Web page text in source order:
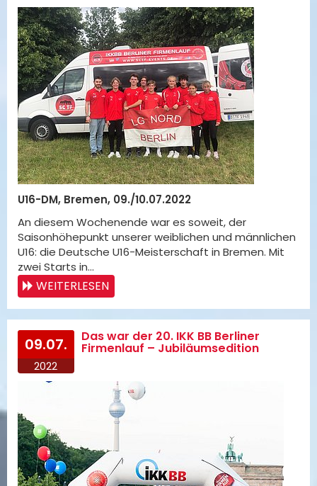
U16-DM, Bremen, 09./10.07.2022
An diesem Wochenende war es soweit, der
Saisonhöhepunkt unserer weiblichen und männlichen
U16: die Deutsche U16-Meisterschaft in Bremen. Mit
zwei Starts in…
WEITERLESEN
09.07.
2022
Das war der 20. IKK BB Berliner
Firmenlauf – Jubiläumsedition